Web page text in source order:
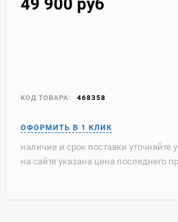
49 900 руб
КОД ТОВАРА: 468358
наличие и срок поставки уточняйте
на сайте указана цена последнего